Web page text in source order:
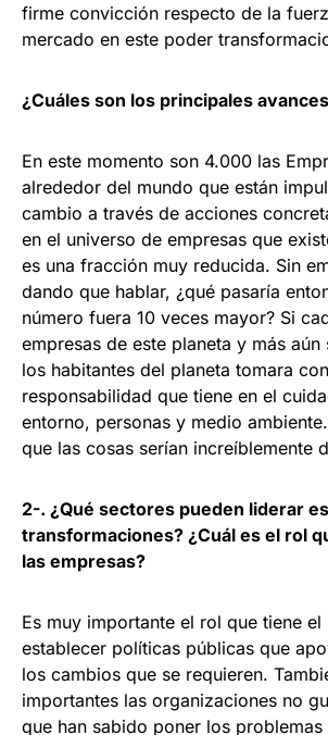
firme convicción respecto de la
mercado en este poder
¿Cuáles son los principales
En este momento son 4.000 las
alrededor del mundo que están
cambio a través de acciones
en el universo de empresas que
es una fracción muy reducida. Sin
dando que hablar, ¿qué pasaría
número fuera 10 veces mayor? Si
empresas de este planeta y más
los habitantes del planeta tomara
responsabilidad que tiene en el
entorno, personas y medio
que las cosas serían increíblemente
2-. ¿Qué sectores pueden liderar
transformaciones? ¿Cuál es el rol
las empresas?
Es muy importante el rol que tiene el
establecer políticas públicas que
los cambios que se requieren.
importantes las organizaciones no
que han sabido poner los